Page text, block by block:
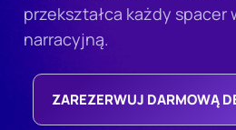
przekształca każdy spacer
narracyjną.
ZAREZERWUJ DARMOWĄ